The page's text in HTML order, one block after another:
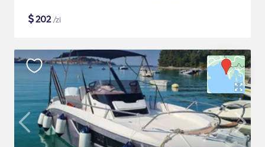
$202/zi